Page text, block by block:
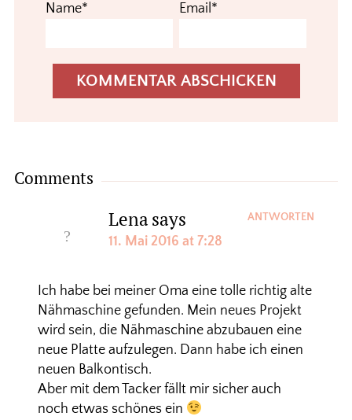
Name* Email*
Comments
Lenasays
11. Mai 2016 at 7:28
Ich habe bei meiner Oma eine tolle richtig alte
Nähmaschine gefunden. Mein neues Projekt
wird sein, die Nähmaschine abzubauen eine
neue Platte aufzulegen. Dann habe ich einen
neuen Balkontisch.
Aber mit dem Tacker fällt mir sicher auch
noch etwas schönes ein
ANTWORTEN